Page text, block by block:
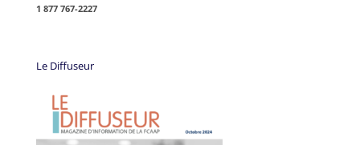
1 877 767-2227
Le Diffuseur